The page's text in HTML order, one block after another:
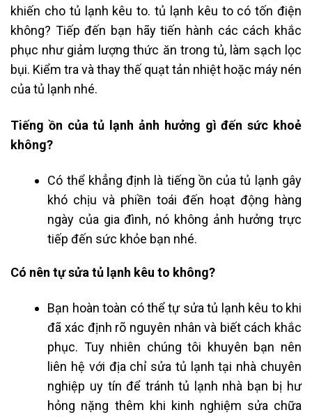
khiến cho tủ lạnh kêu to. tủ lạnh kêu to có tốn điện
không? Tiếp đến bạn hãy tiến hành các cách khắc
phục như giảm lượng thức ăn trong tủ, làm sạch lọc
bụi. Kiểm tra và thay thế quạt tản nhiệt hoặc máy nén
của tủ lạnh nhé.
Tiếng ồn của tủ lạnh ảnh hưởng gì đến sức khoẻ
không?
Có thể khẳng định là tiếng ồn của tủ lạnh gây
khó chịu và phiền toái đến hoạt động hàng
ngày của gia đình, nó không ảnh hưởng trực
tiếp đến sức khỏe bạn nhé.
Có nên tự sửa tủ lạnh kêu to không?
Bạn hoàn toàn có thể tự sửa tủ lạnh kêu to khi
đã xác định rõ nguyên nhân và biết cách khắc
phục. Tuy nhiên chúng tôi khuyên bạn nên
liên hệ với địa chỉ sửa tủ lạnh tại nhà chuyên
nghiệp uy tín để tránh tủ lạnh nhà bạn bị hư
hỏng nặng thêm khi kinh nghiệm sửa chữa